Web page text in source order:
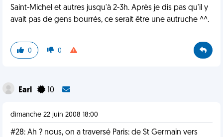
Saint-Michel et autres jusqu'à 2-3h. Après je dis pas qu'il y
avait pas de gens bourrés, ce serait être une autruche ^^.
0 0
Earl 10
dimanche 22 juin 2008 18:00
#28: Ah ? nous, on a traversé Paris: de St Germain vers